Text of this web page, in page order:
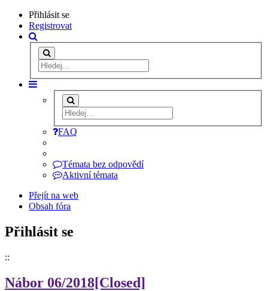
Přihlásit se
Registrovat
FAQ
Témata bez odpovědí
Aktivní témata
Přejít na web
Obsah fóra
Přihlásit se
::
Nábor 06/2018[Closed]